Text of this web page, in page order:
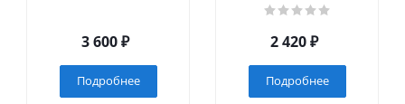
3 600₽
Подробнее
2 420₽
Подробнее